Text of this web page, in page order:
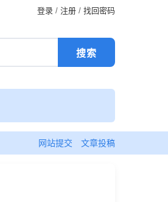
登录 / 注册 / 找回密码
网站提交 文章投稿